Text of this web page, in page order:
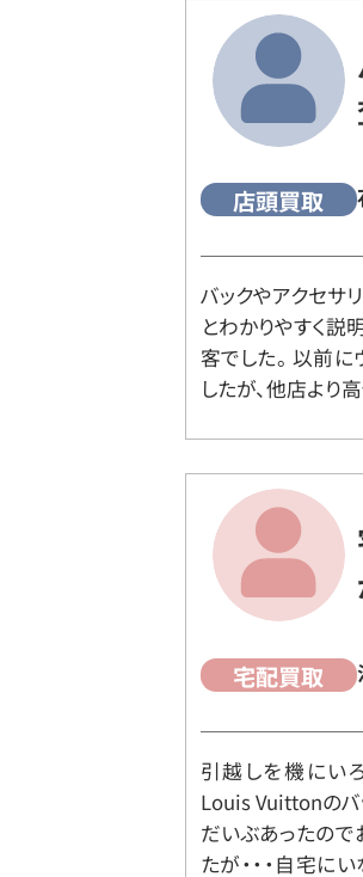
店頭買取
バックやアクセサ
とわかりやすく説
客でした。 以前
したが、他店より
宅配買取
引越しを機にい
Louis Vuittonのバ
だいぶあったので
たが・・・自宅に